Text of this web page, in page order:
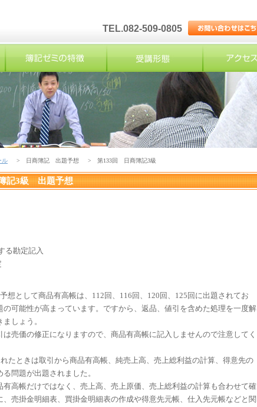
TEL.082-509-0805
ル > 日商簿記 出題予想 > 第133回 日商簿記3級
記3級 出題予想
る勘定記入
想として商品有高帳は、112回、116回、120回、125回に出題されてお
の可能性が高まっています。ですから、返品、値引を含めた処理を一度解
しょう。
売価の修正になりますので、商品有高帳に記入しませんので注意してく
たときは取引から商品有高帳、純売上高、売上総利益の計算、得意先の
問題が出題されました。
高帳だけではなく、売上高、売上原価、売上総利益の計算も合わせて確
、売掛金明細表、買掛金明細表の作成や得意先元帳、仕入先元帳などと関